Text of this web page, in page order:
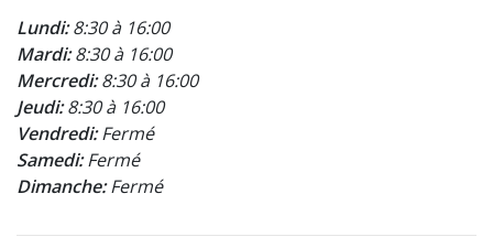
Lundi:8:30 à 16:00
Mardi:8:30 à 16:00
Mercredi:8:30 à 16:00
Jeudi:8:30 à 16:00
Vendredi:Fermé
Samedi:Fermé
Dimanche:Fermé